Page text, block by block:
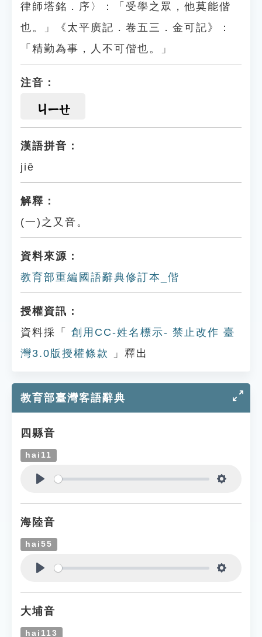
律師塔銘．序〉：「受學之眾，他莫能偕
也。」《太平廣記．卷五三．金可記》：
「精勤為事，人不可偕也。」
注音：
ㄐㄧㄝ
漢語拼音：
jiē
解釋：
(一)之又音。
資料來源：
教育部重編國語辭典修訂本_偕
授權資訊：
資料採「
創用CC-姓名標示- 禁止改作 臺
灣3.0版授權條款
」釋出
教育部臺灣客語辭典
四縣音
hai11
海陸音
hai55
大埔音
hai113